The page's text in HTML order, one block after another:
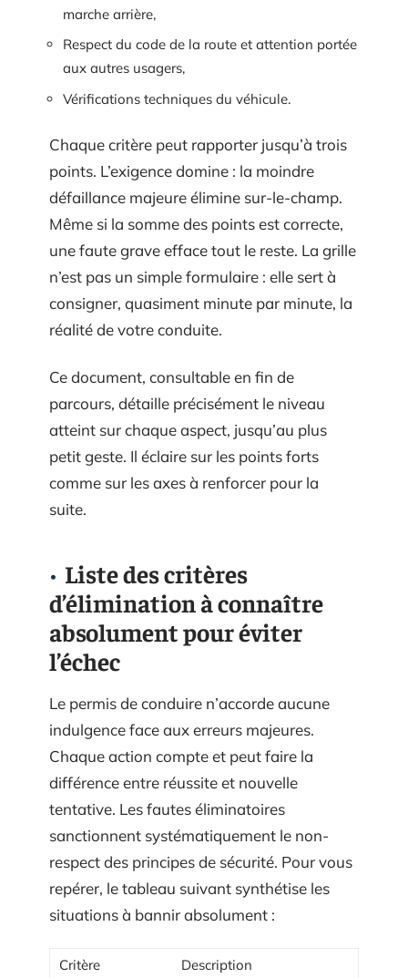
marche arrière,
Respect du code de la route et attention portée
aux autres usagers,
Vérifications techniques du véhicule.
Chaque critère peut rapporter jusqu’à trois
points. L’exigence domine : la moindre
défaillance majeure élimine sur-le-champ.
Même si la somme des points est correcte,
une faute grave efface tout le reste. La grille
n’est pas un simple formulaire : elle sert à
consigner, quasiment minute par minute, la
réalité de votre conduite.
Ce document, consultable en fin de
parcours, détaille précisément le niveau
atteint sur chaque aspect, jusqu’au plus
petit geste. Il éclaire sur les points forts
comme sur les axes à renforcer pour la
suite.
Liste des critères
d’élimination à connaître
absolument pour éviter
l’échec
Le permis de conduire n’accorde aucune
indulgence face aux erreurs majeures.
Chaque action compte et peut faire la
différence entre réussite et nouvelle
tentative. Les fautes éliminatoires
sanctionnent systématiquement le non-
respect des principes de sécurité. Pour vous
repérer, le tableau suivant synthétise les
situations à bannir absolument :
Critère
Description